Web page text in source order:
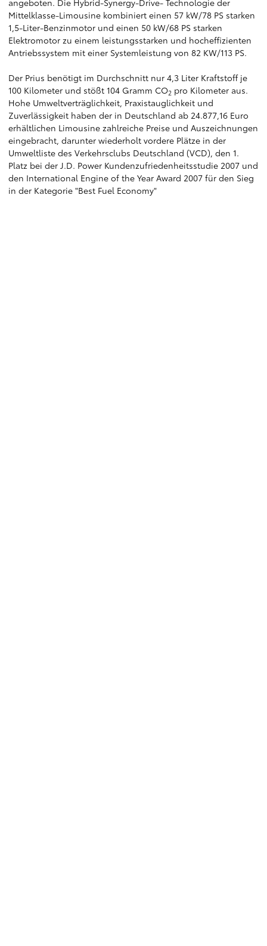
angeboten. Die Hybrid-Synergy-Drive- Technologie der
Mittelklasse-Limousine kombiniert einen 57 kW/78 PS starken
1,5-Liter-Benzinmotor und einen 50 kW/68 PS starken
Elektromotor zu einem leistungsstarken und hocheffizienten
Antriebssystem mit einer Systemleistung von 82 KW/113 PS.
Der Prius benötigt im Durchschnitt nur 4,3 Liter Kraftstoff je
100 Kilometer und stößt 104 Gramm CO2 pro Kilometer aus.
Hohe Umweltverträglichkeit, Praxistauglichkeit und
Zuverlässigkeit haben der in Deutschland ab 24.877,16 Euro
erhältlichen Limousine zahlreiche Preise und Auszeichnungen
eingebracht, darunter wiederholt vordere Plätze in der
Umweltliste des Verkehrsclubs Deutschland (VCD), den 1.
Platz bei der J.D. Power Kundenzufriedenheitsstudie 2007 und
den International Engine of the Year Award 2007 für den Sieg
in der Kategorie "Best Fuel Economy"